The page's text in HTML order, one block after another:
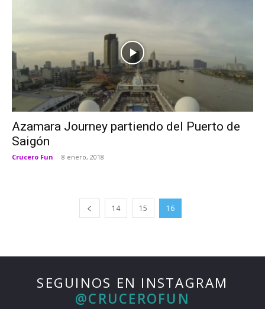
Azamara Journey partiendo del Puerto de
Saigón
Crucero Fun - 8 enero, 2018
14 15 16
SEGUINOS EN INSTAGRAM
@CRUCEROFUN